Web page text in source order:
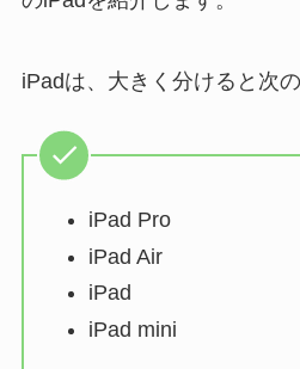
iPadは、大きく分けると次
iPad Pro
iPad Air
iPad
iPad mini